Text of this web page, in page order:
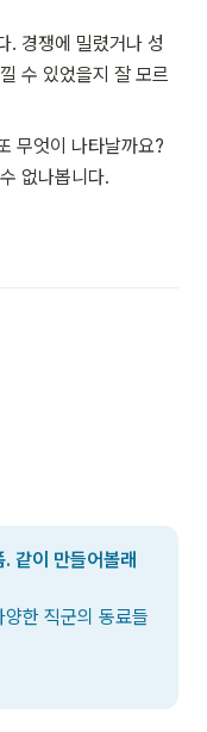
. 경쟁에 밀렸거나 성
수 있었을지 잘 모르
무엇이 나타날까요?
없나봅니다.
같이 만들어볼래
한 직군의 동료들